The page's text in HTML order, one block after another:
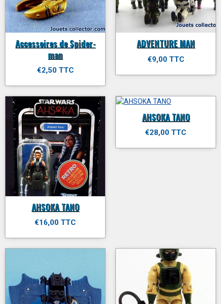
Accessoires de Spider-
man
€2,50 TTC
ADVENTURE MAN
€9,00 TTC
AHSOKA TANO
€16,00 TTC
AHSOKA TANO
€28,00 TTC